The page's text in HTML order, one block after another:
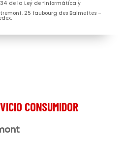
de la Ley de “Informática y
25 faubourg des Balmettes –
CONSUMIDOR